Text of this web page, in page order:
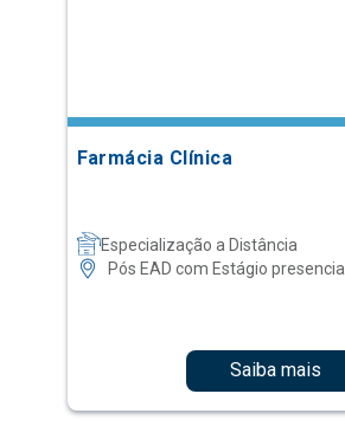
Farmácia Clínica
Especialização a Distância
Pós EAD com Estágio presencial
Saiba mais